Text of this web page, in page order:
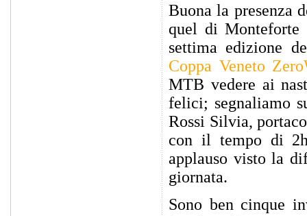
Buona la presenza
quel di
settima edizione
Coppa Veneto
MTB vedere ai
felici; segnaliamo
Rossi Silvia,
con il tempo di
applauso visto la
giornata.
Sono ben cinque